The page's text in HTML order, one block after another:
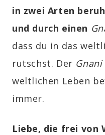
in zwei Arten
und durch einen
dass du in das
rutschst. Der Gnani
weltlichen Leben
immer.
Liebe, die frei von